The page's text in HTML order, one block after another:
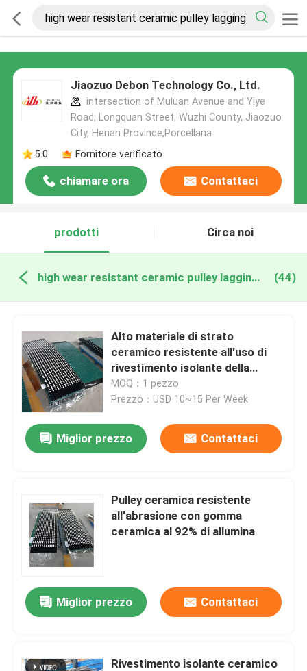
Jiaozuo Debon Technology Co., Ltd.
intersection of Muluan Avenue and Yiye
Road, Longquan Street, Wuzhi County, Jiaozuo
City, Henan Province,Porcellana
5.0
Fornitore verificato
chiamare ora Contattaci
prodotti Circa noi
high wear resistant ceramic pulley lagging produzione online (44)
Alto materiale di strato
ceramico resistente all'uso di
rivestimento isolante della
puleggia della coda di
rivestimento isolante della
MOQ：1 pezzo
Prezzo：USD 10~15 Per Week
Miglior prezzo Contattaci
Pulley ceramica resistente
all'abrasione con gomma
ceramica al 92% di allumina
Miglior prezzo Contattaci
Rivestimento isolante ceramico